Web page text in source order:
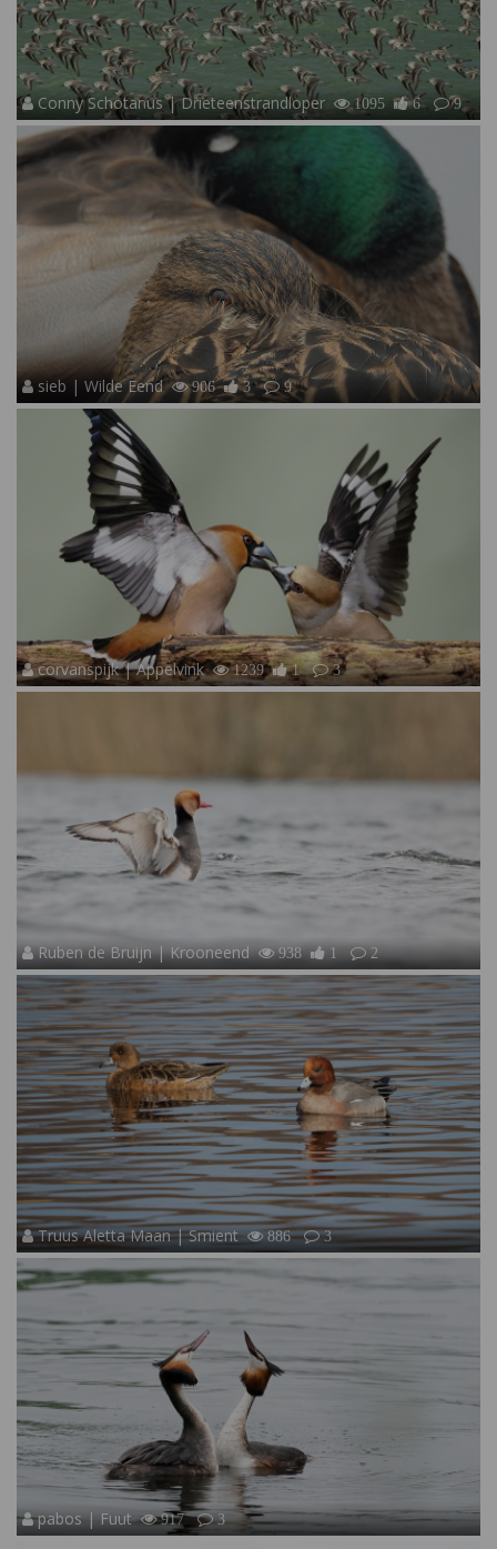
Conny Schotanus | Drieteenstrandloper 1095 6 9
sieb | Wilde Eend 906 3 9
corvanspijk | Appelvink 1239 1 3
Ruben de Bruijn | Krooneend 938 1 2
Truus Aletta Maan | Smient 886 3
pabos | Fuut 917 3